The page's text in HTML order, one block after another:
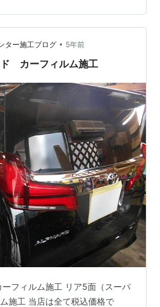
ター施工ブログ • 5年前
カーフィルム施工
ーフィルム施工 リア5面（スーパ
施工 当店は全て税込価格で